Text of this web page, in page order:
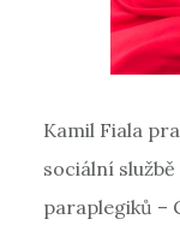
Kamil Fiala
sociální
paraplegiků –